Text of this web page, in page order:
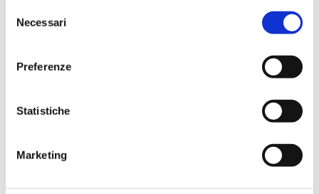
delNecessari
Preferenze
Statistiche
Marketing
Descripción
Documentación
Productos alternativos
Pieza de repuesto